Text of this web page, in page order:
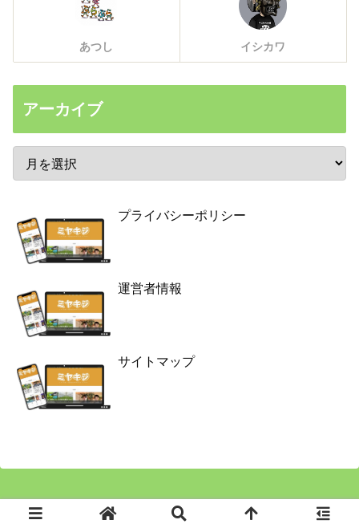
あつし イシカワ
アーカイブ
プライバシーポリシー
運営者情報
サイトマップ